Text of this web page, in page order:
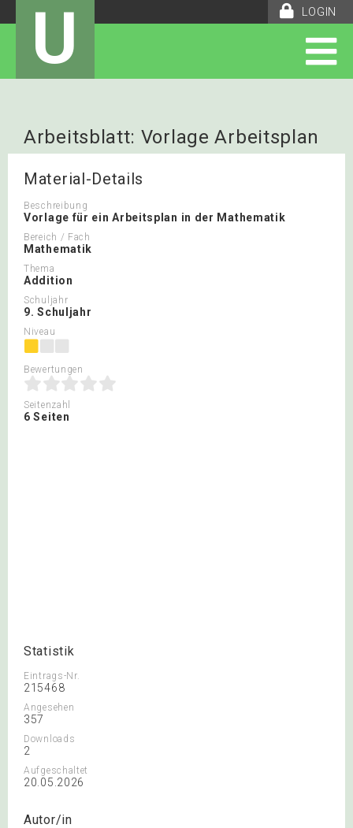
LOGIN
U
Arbeitsblatt: Vorlage Arbeitsplan
Mathematik
Material-Details
Beschreibung
Vorlage für ein Arbeitsplan in der Mathematik
Bereich / Fach
Mathematik
Thema
Addition
Schuljahr
9. Schuljahr
Niveau
Bewertungen
Seitenzahl
6 Seiten
Statistik
Eintrags-Nr.
215468
Angesehen
357
Downloads
2
Aufgeschaltet
20.05.2026
Autor/in